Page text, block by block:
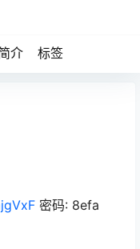
介 标签
密码: 8efa